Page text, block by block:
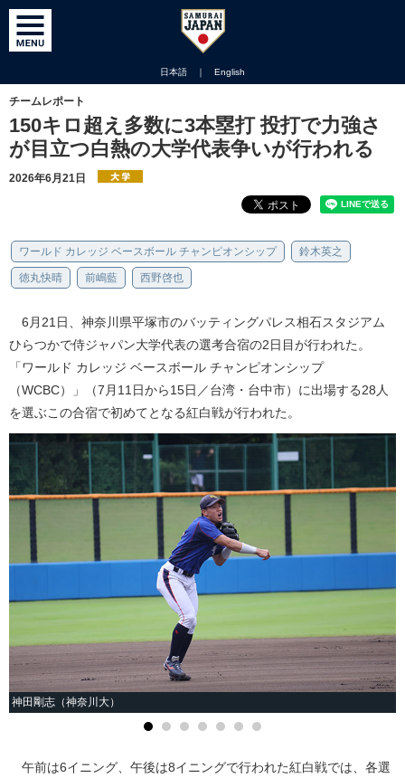
日本語 ｜ English
チームレポート
150キロ超え多数に3本塁打 投打で力強さ
が目立つ白熱の大学代表争いが行われる
2026年6月21日
ワールド カレッジ ベースボール チャンピオンシップ 鈴木英之
徳丸快晴 前嶋藍 西野啓也
6月21日、神奈川県平塚市のバッティングパレス相石スタジアム
ひらつかで侍ジャパン大学代表の選考合宿の2日目が行われた。
「ワールド カレッジ ベースボール チャンピオンシップ
（WCBC）」（7月11日から15日／台湾・台中市）に出場する28人
を選ぶこの合宿で初めてとなる紅白戦が行われた。
神田剛志（神奈川大）
午前は6イニング、午後は8イニングで行われた紅白戦では、各選